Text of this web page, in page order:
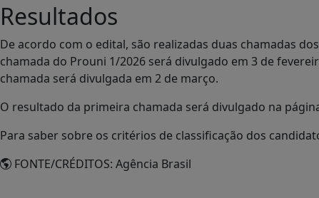
Resultados
De acordo com o edital, são realizadas duas chamadas
chamada do Prouni 1/2026 será divulgado em 3 de
chamada será divulgada em 2 de março.
O resultado da primeira chamada será divulgado na
Para saber sobre os critérios de classificação dos
FONTE/CRÉDITOS: Agência Brasil